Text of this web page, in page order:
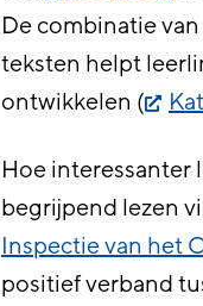
De combinatie
teksten helpt
ontwikkelen (
Hoe interessanter
begrijpend lezen
Inspectie van het
positief verband